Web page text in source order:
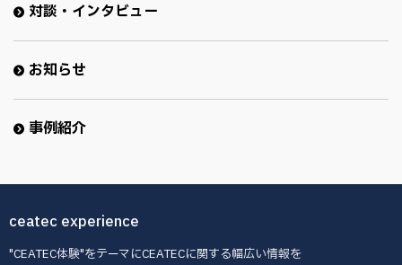
対談・インタビュー
お知らせ
事例紹介
ceatec experience
"CEATEC体験"をテーマにCEATECに関する幅広い情報を